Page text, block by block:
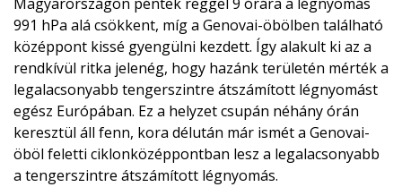
991 hPa alá csökkent, míg a Genovai-öbölben található
középpont kissé gyengülni kezdett. Így alakult ki az a
rendkívül ritka jelenég, hogy hazánk területén mérték a
legalacsonyabb tengerszintre átszámított légnyomást
egész Európában. Ez a helyzet csupán néhány órán
keresztül áll fenn, kora délután már ismét a Genovai-
öböl feletti ciklonközéppontban lesz a legalacsonyabb
a tengerszintre átszámított légnyomás.